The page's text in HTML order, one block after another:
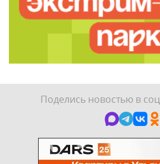
Поделись новостью в